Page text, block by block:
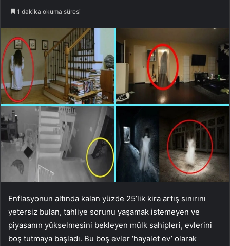
1 dakika okuma süresi
Enflasyonun altında kalan yüzde 25’lik kira artış sınırını
yetersiz bulan, tahliye sorunu yaşamak istemeyen ve
piyasanın yükselmesini bekleyen mülk sahipleri, evlerini
boş tutmaya başladı. Bu boş evler ‘hayalet ev’ olarak